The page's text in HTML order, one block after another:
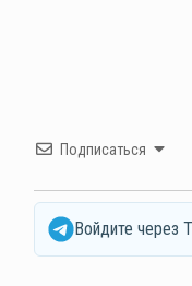
Подписаться
Войдите через